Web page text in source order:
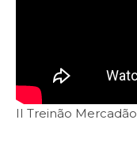
II Treinão Mercadão